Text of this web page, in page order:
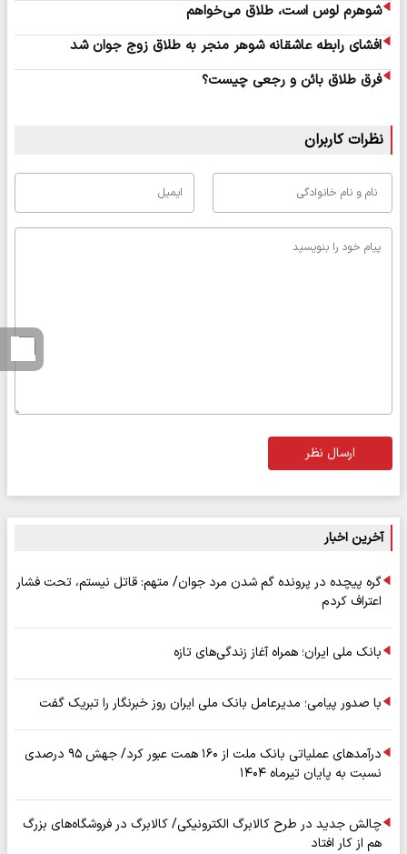
شوهرم لوس است، طلاق می‌خواهم
افشای رابطه عاشقانه شوهر منجر به طلاق زوج جوان شد
فرق طلاق بائن و رجعی چیست؟
نظرات کاربران
ارسال نظر
آخرین اخبار
گره پیچده در پرونده گم شدن مرد جوان/ متهم: قاتل نیستم، تحت فشار
اعتراف کردم
بانک ملی ایران؛ همراه آغاز زندگی‌های تازه
با صدور پیامی؛ مدیرعامل بانک ملی ایران روز خبرنگار را تبریک گفت
درآمدهای عملیاتی بانک ملت از ۱۶۰ همت عبور کرد/ جهش ۹۵ درصدی
نسبت به پایان تیرماه ۱۴۰۴
چالش جدید در طرح کالابرگ الکترونیکی/ کالابرگ در فروشگاه‌های بزرگ
هم از کار افتاد